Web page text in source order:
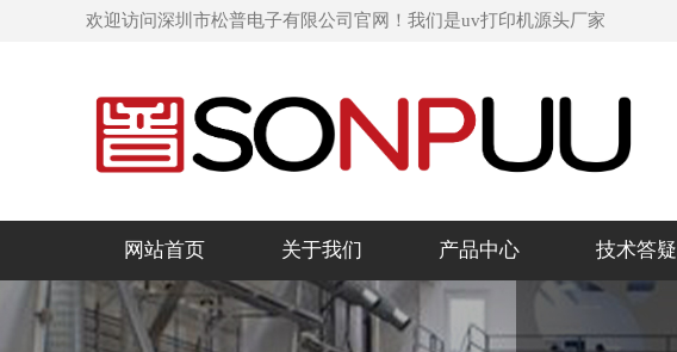
欢迎访问深圳市松普电子有限公司官网！我们是uv打印机源头厂家
网站首页 关于我们 产品中心 技术答疑